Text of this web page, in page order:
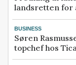
landsretten for
BUSINESS
Søren
topchef hos